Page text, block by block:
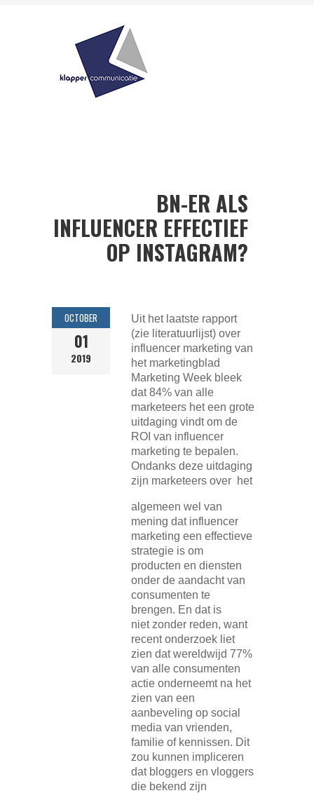
BN-ER ALS
INFLUENCER EFFECTIEF
OP INSTAGRAM?
OCTOBER
01
2019
Uit het laatste rapport
(zie literatuurlijst) over
influencer marketing van
het marketingblad
Marketing Week bleek
dat 84% van alle
marketeers het een grote
uitdaging vindt om de
ROI van influencer
marketing te bepalen.
Ondanks deze uitdaging
zijn marketeers over het
algemeen wel van
mening dat influencer
marketing een effectieve
strategie is om
producten en diensten
onder de aandacht van
consumenten te
brengen. En dat is
niet zonder reden, want
recent onderzoek liet
zien dat wereldwijd 77%
van alle consumenten
actie onderneemt na het
zien van een
aanbeveling op social
media van vrienden,
familie of kennissen. Dit
zou kunnen impliceren
dat bloggers en vloggers
die bekend zijn